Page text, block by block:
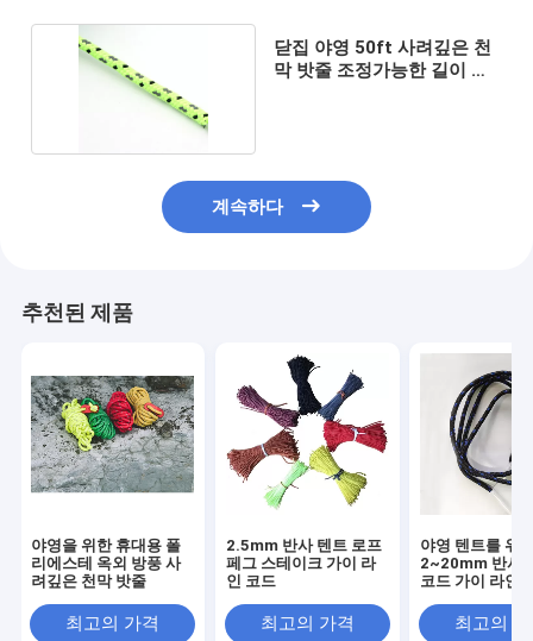
닫집 야영 50ft 사려깊은 천
막 밧줄 조정가능한 길이 담
계속하다
추천된 제품
야영을 위한 휴대용 폴
리에스테 옥외 방풍 사
려깊은 천막 밧줄
최고의 가격
2.5mm 반사 텐트 로프
페그 스테이크 가이 라
인 코드
최고의 가격
야영 텐트를 위
2~20mm 반사
코드 가이 라인
최고의